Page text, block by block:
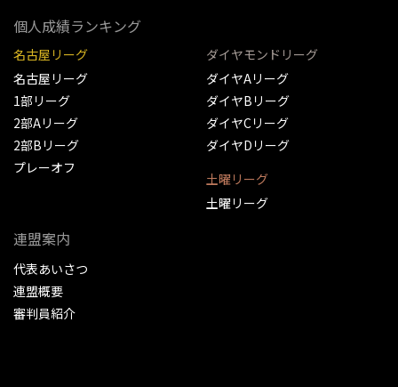
個人成績ランキング
名古屋リーグ
名古屋リーグ
1部リーグ
2部Aリーグ
2部Bリーグ
プレーオフ
ダイヤモンドリーグ
ダイヤAリーグ
ダイヤBリーグ
ダイヤCリーグ
ダイヤDリーグ
土曜リーグ
土曜リーグ
連盟案内
代表あいさつ
連盟概要
審判員紹介